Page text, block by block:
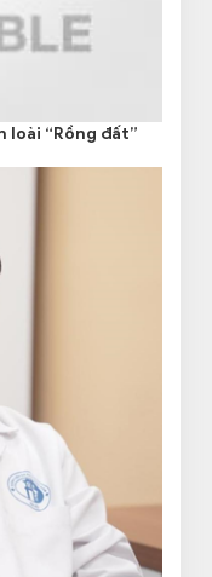
“Rồng đất”